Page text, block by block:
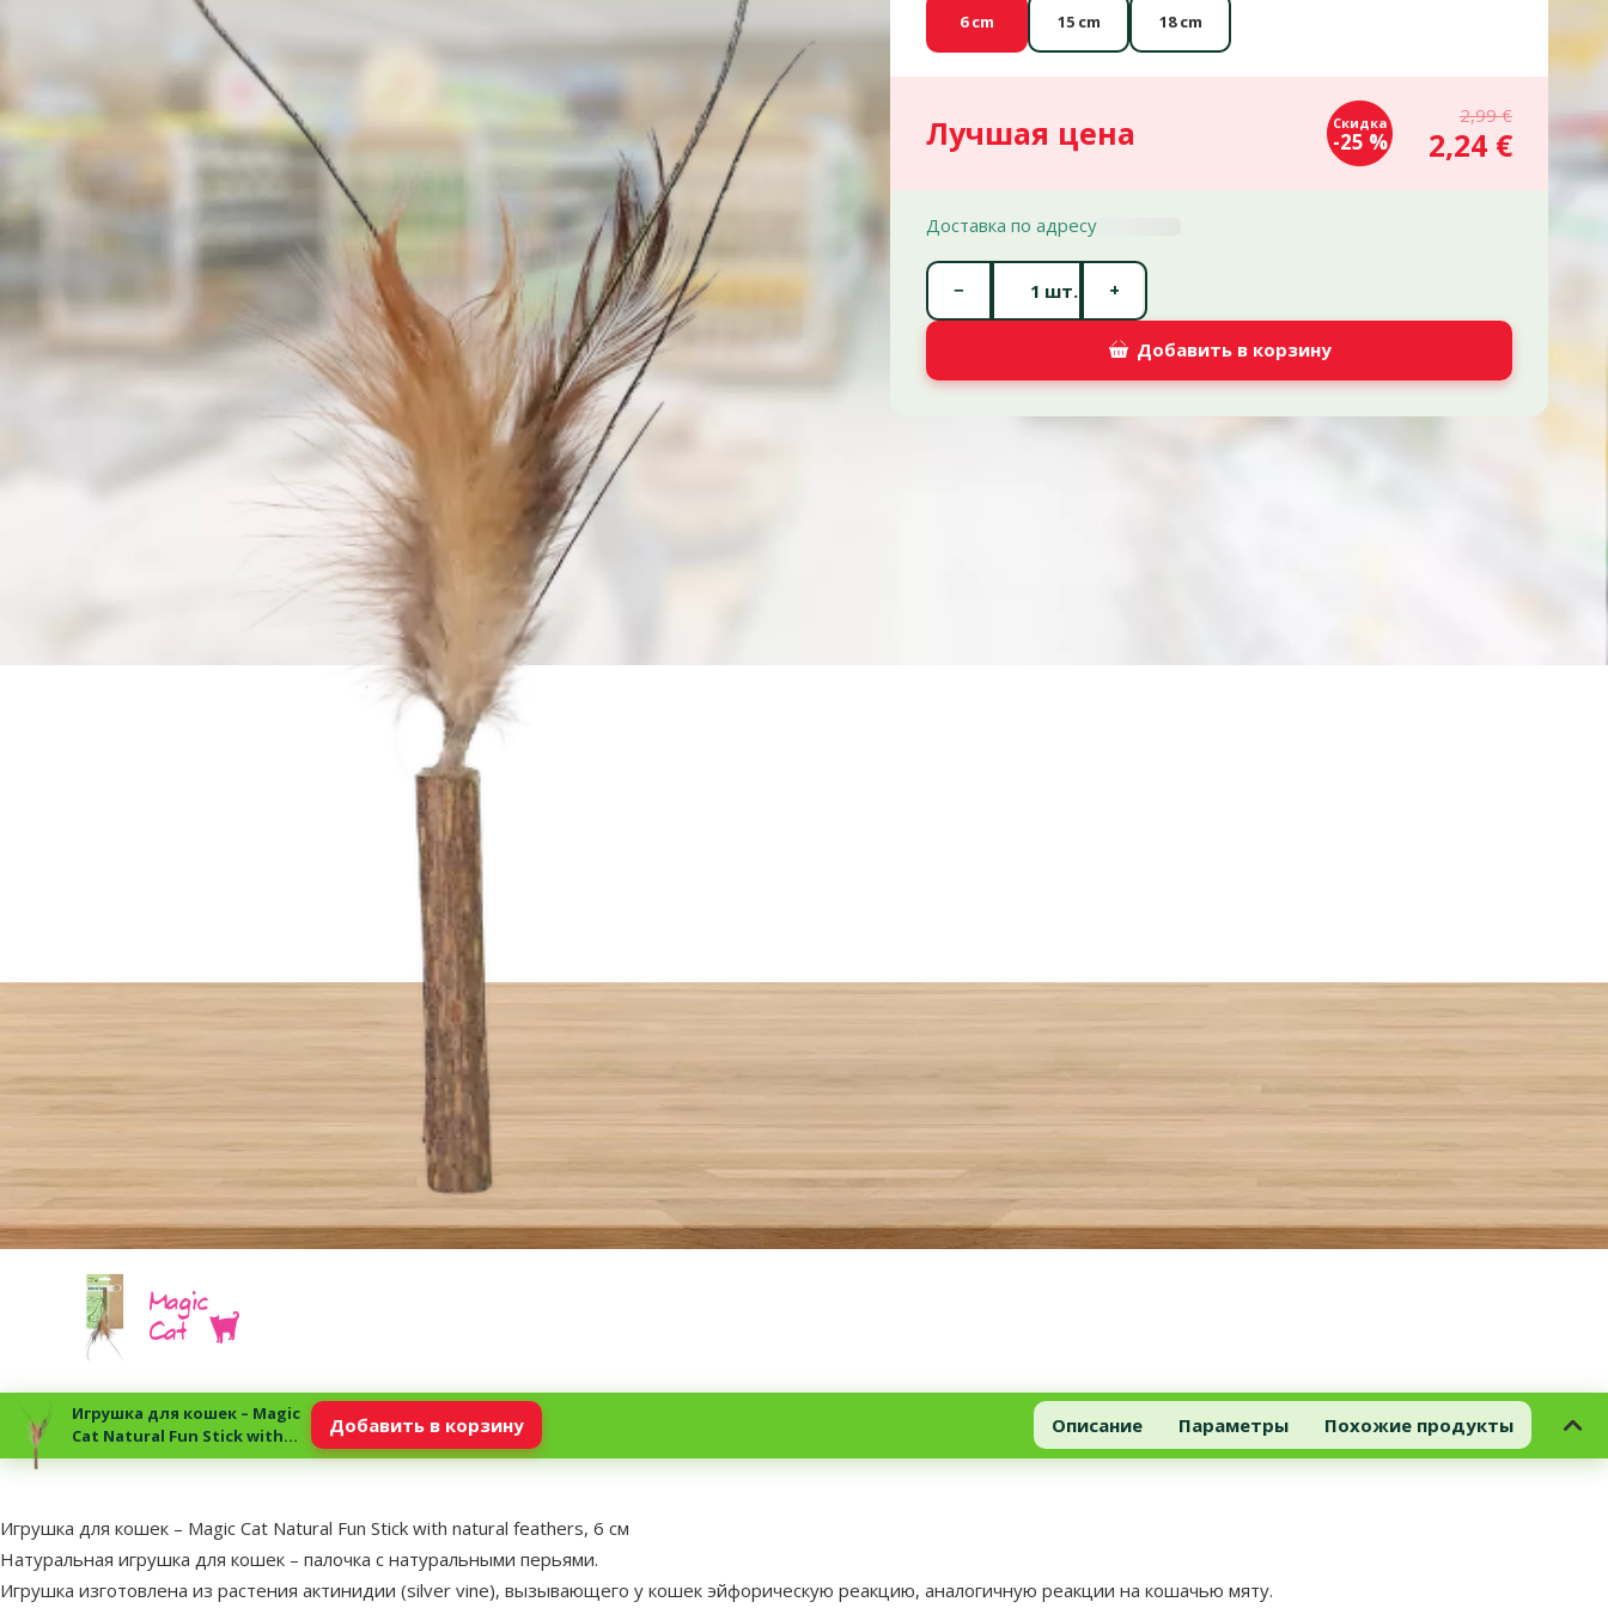
6 cm 15 cm 18 cm
Лучшая цена Скидка
-25 %
2,99 €
2,24 €
Доставка по адресу
шт.
− +
Добавить в корзину
Игрушка для кошек – Magic
Cat Natural Fun Stick with
natural feathers, 6 см
Добавить в корзину Описание Параметры Похожие продукты
superzoo.product.detail.content
Игрушка для кошек – Magic Cat Natural Fun Stick with natural feathers, 6 см
Натуральная игрушка для кошек – палочка с натуральными перьями.
Игрушка изготовлена ​​из растения актинидии (silver vine), вызывающего у кошек эйфорическую реакцию, аналогичную реакции на кошачью мяту.